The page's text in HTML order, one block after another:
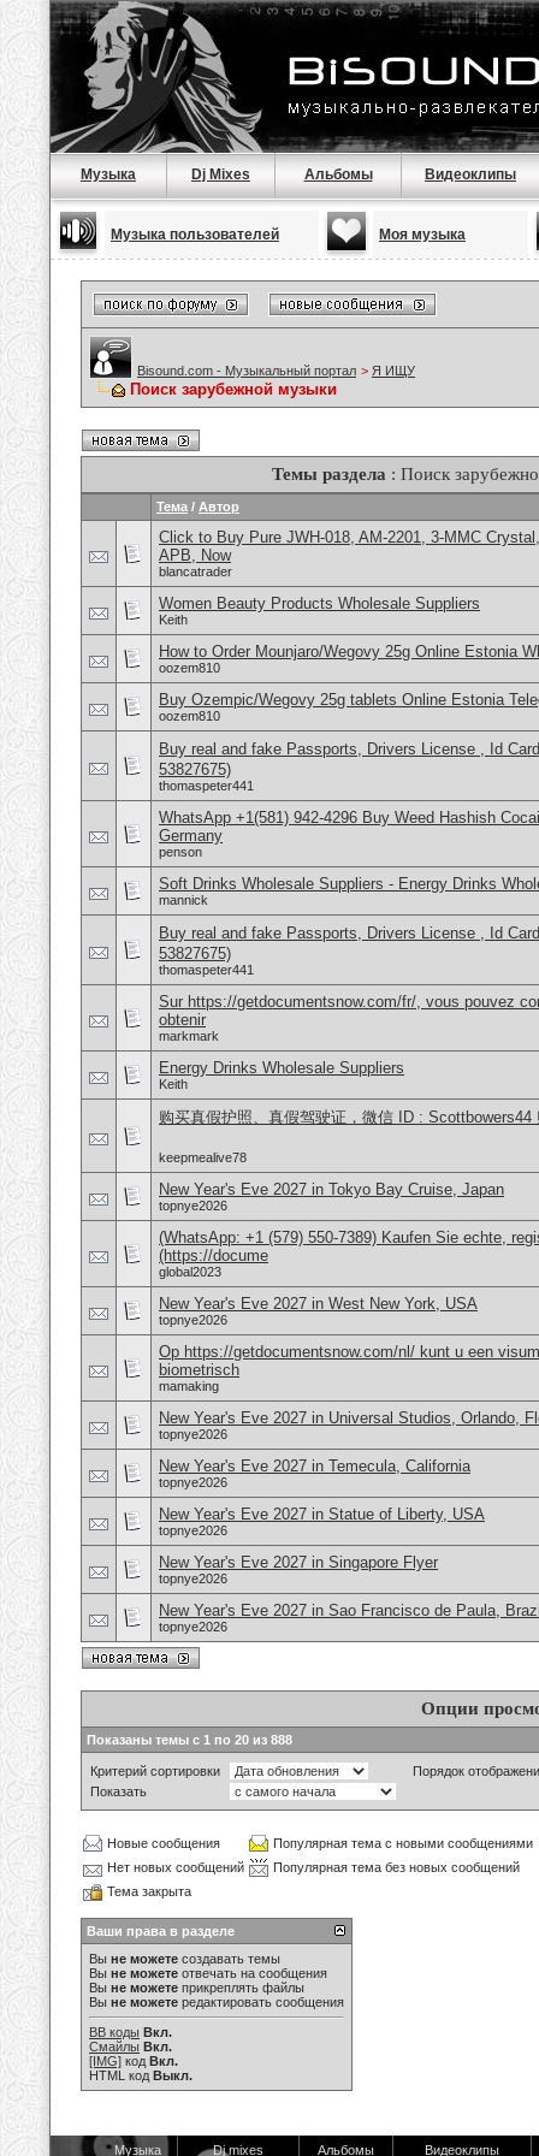
Музыка Dj Mixes Альбомы Видеоклипы
Музыка пользователей Моя музыка
Bisound.com - Музыкальный портал > Я ИЩУ
Поиск зарубежной музыки
Темы раздела : Поиск
Тема / Автор
Click to Buy Pure JWH-018, AM-2201, 3-MMC
APB, Now
blancatrader
Women Beauty Products Wholesale Suppliers
Keith
How to Order Mounjaro/Wegovy 25g Online Estonia
oozem810
Buy Ozempic/Wegovy 25g tablets Online Estonia
oozem810
Buy real and fake Passports, Drivers License , Id
53827675)
thomaspeter441
WhatsApp +1(581) 942-4296 Buy Weed Hashish
Germany
penson
Soft Drinks Wholesale Suppliers - Energy Drinks
mannick
Buy real and fake Passports, Drivers License , Id
53827675)
thomaspeter441
Sur https://getdocumentsnow.com/fr/, vous pouvez
obtenir
markmark
Energy Drinks Wholesale Suppliers
Keith
购买真假护照、真假驾驶证，微信 ID :
keepmealive78
New Year's Eve 2027 in Tokyo Bay Cruise, Japan
topnye2026
(WhatsApp: +1 (579) 550-7389) Kaufen Sie echte,
(https://docume
global2023
New Year's Eve 2027 in West New York, USA
topnye2026
Op https://getdocumentsnow.com/nl/ kunt u een
biometrisch
mamaking
New Year's Eve 2027 in Universal Studios, Orlando,
topnye2026
New Year's Eve 2027 in Temecula, California
topnye2026
New Year's Eve 2027 in Statue of Liberty, USA
topnye2026
New Year's Eve 2027 in Singapore Flyer
topnye2026
New Year's Eve 2027 in Sao Francisco de Paula,
topnye2026
Опции
Показаны темы с 1 по 20 из 888
Критерий сортировки
Порядок
Показать
Новые сообщения
Популярная тема с новыми сообщениями
Нет новых сообщений
Популярная тема без новых сообщений
Тема закрыта
Ваши права в разделе
Вы не можете создавать темы
Вы не можете отвечать на сообщения
Вы не можете прикреплять файлы
Вы не можете редактировать сообщения
BB коды Вкл.
Смайлы Вкл.
[IMG] код Вкл.
HTML код Выкл.
Музыка Dj mixes Альбомы Видеоклипы